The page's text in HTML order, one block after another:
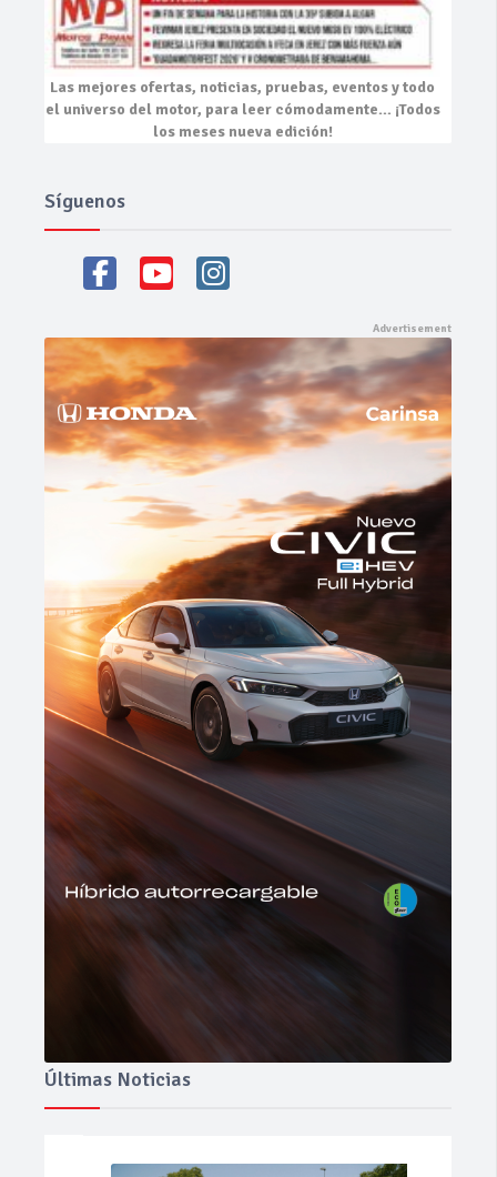
Las mejores ofertas, noticias, pruebas, eventosy todo
el universo del motor, para leer cómodamente… ¡Todos
los meses nueva edición!
Síguenos
Últimas Noticias